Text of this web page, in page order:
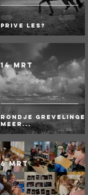
Prive les?
Rondje Grevelingen
meer...
14 mrt
6 mrt